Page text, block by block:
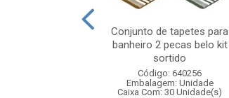
Conjunto de tapetes para
banheiro 2 pecas belo kit
sortido
Código: 640256
Embalagem: Unidade
Caixa Com: 30 Unidade(s)